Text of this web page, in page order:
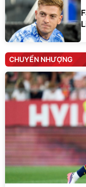
CHUYỂN NHƯỢNG